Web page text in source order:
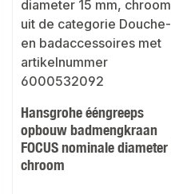
Hansgrohe ééngreeps
opbouw badmengkraan
FOCUS nominale
chroom